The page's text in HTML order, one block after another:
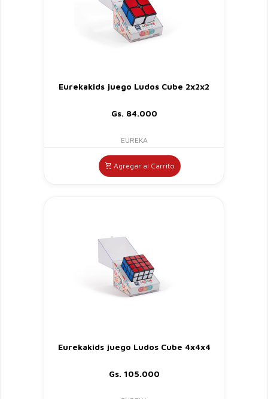
Eurekakids juego Ludos Cube 2x2x2
Gs. 84.000
EUREKA
Agregar al Carrito
Eurekakids juego Ludos Cube 4x4x4
Gs. 105.000